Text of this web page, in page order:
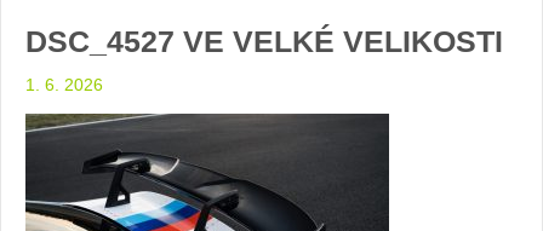
DSC_4527 VE VELKÉ VELIKOSTI
1. 6. 2026